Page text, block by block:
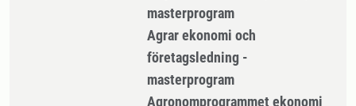
masterprogram
Agrar ekonomi och
företagsledning -
masterprogram
Agronomprogrammet ekonomi